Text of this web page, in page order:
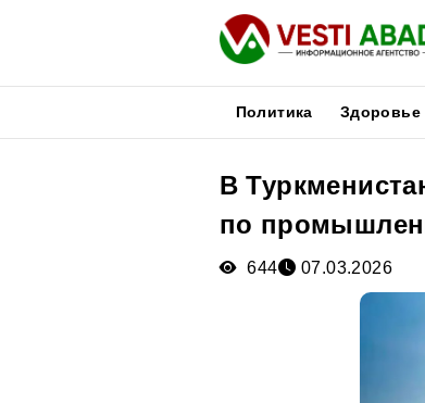
Политика Здоровье
В
по
644 07.03.2026